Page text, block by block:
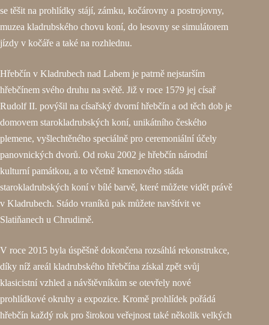
se těšit na prohlídky stájí, zámku, kočárovny a postrojovny,
muzea kladrubského chovu koní, do lesovny se simulátorem
jízdy v kočáře a také na rozhlednu.
Hřebčín v Kladrubech nad Labem je patrně nejstarším
hřebčínem svého druhu na světě. Již v roce 1579 jej císař
Rudolf II. povýšil na císařský dvorní hřebčín a od těch dob je
domovem starokladrubských koní, unikátního českého
plemene, vyšlechtěného speciálně pro ceremoniální účely
panovnických dvorů. Od roku 2002 je hřebčín národní
kulturní památkou, a to včetně kmenového stáda
starokladrubských koní v bílé barvě, které můžete vidět právě
v Kladrubech. Stádo vraníků pak můžete navštívit ve
Slatiňanech u Chrudimě.
V roce 2015 byla úspěšně dokončena rozsáhlá rekonstrukce,
díky níž areál kladrubského hřebčína získal zpět svůj
klasicistní vzhled a návštěvníkům se otevřely nové
prohlídkové okruhy a expozice. Kromě prohlídek pořádá
hřebčín každý rok pro širokou veřejnost také několik velkých